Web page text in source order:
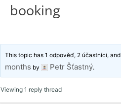
booking
This topic has 1 odpověď, 2 účastníci,
months by Petr Šťastný.
Viewing 1 reply thread